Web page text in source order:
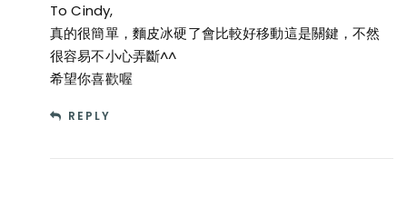
To Cindy,
真的很簡單，麵皮冰硬了會比較好移動這是關鍵，不然
很容易不小心弄斷^^
希望你喜歡喔
REPLY